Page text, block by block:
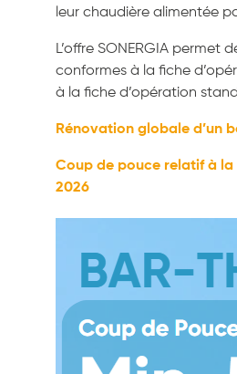
leur chaudière alimentée
L’offre SONERGIA
conformes à la fiche
à la fiche d’opération
Rénovation globale d’un
Coup de pouce relatif à la
2026